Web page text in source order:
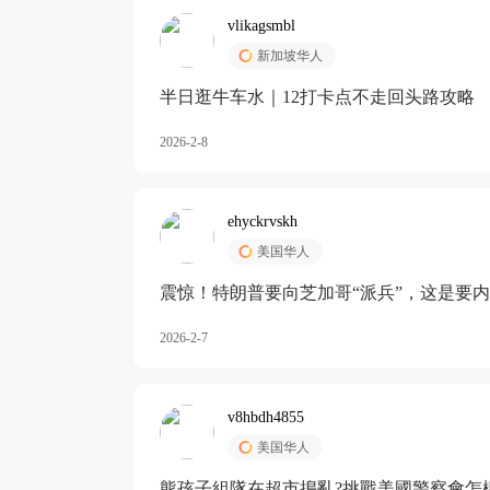
vlikagsmbl
新加坡华人
半日逛牛车水｜12打卡点不走回头路攻略
2026-2-8
ehyckrvskh
美国华人
震惊！特朗普要向芝加哥“派兵”，这是要
2026-2-7
v8hbdh4855
美国华人